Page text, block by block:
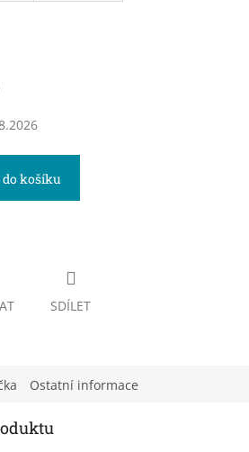
košíku
SDÍLET
Ostatní informace